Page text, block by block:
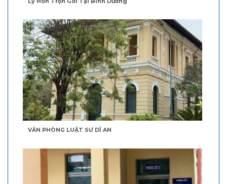
VĂN PHÒNG LUẬT SƯ DĨ AN